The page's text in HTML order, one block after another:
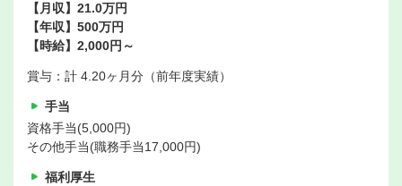
【月収】21.0万円
【年収】500万円
【時給】2,000円～
賞与：計 4.20ヶ月分（前年度実績）
手当
資格手当(5,000円)
その他手当(職務手当17,000円)
福利厚生